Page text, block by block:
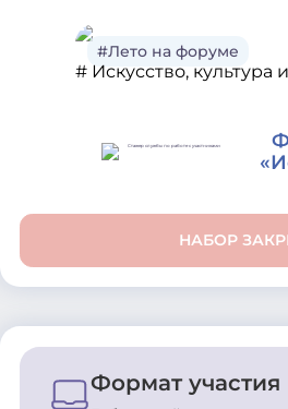
#Лето на форуме
# Искусство, культура
НАБОР
Формат участия